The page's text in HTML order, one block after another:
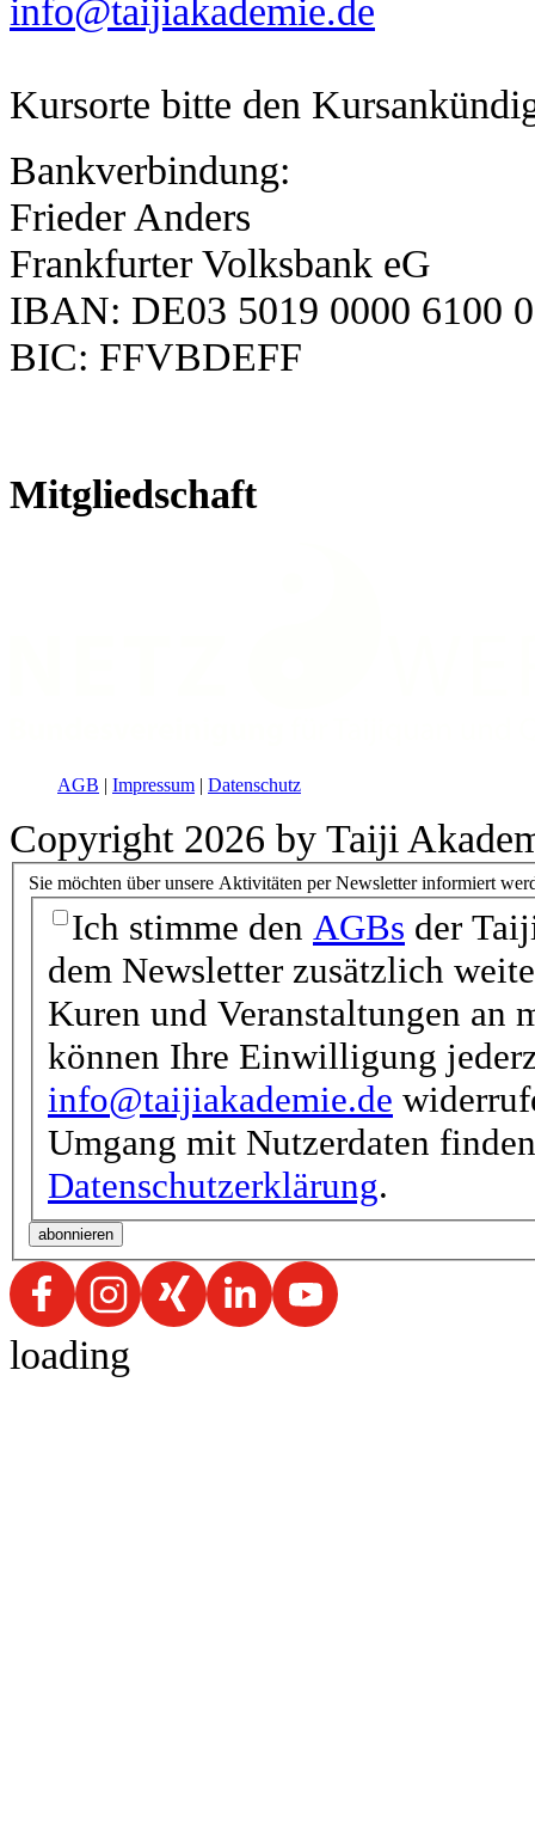
info@taijiakademie.de
Kursorte bitte den
Bankverbindung:
Frieder Anders
Frankfurter Volksbank eG
IBAN: DE03 5019 0000 6100
BIC: FFVBDEFF
Mitgliedschaft
AGB | Impressum | Datenschutz
Copyright 2026 by Taiji
Sie möchten über unsere Aktivitäten per Newsletter informiert
Ich stimme den AGBs der
dem Newsletter zusätzlich
Kuren und Veranstaltungen an
können Ihre Einwilligung
info@taijiakademie.de
Umgang mit Nutzerdaten
Datenschutzerklärung.
loading